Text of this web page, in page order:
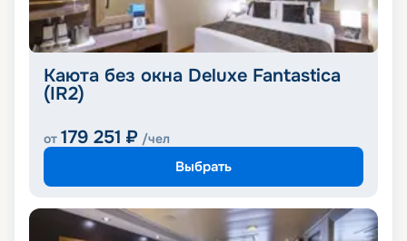
Каюта без окна Deluxe Fantastica
(IR2)
от 179 251 ₽ /чел
Выбрать